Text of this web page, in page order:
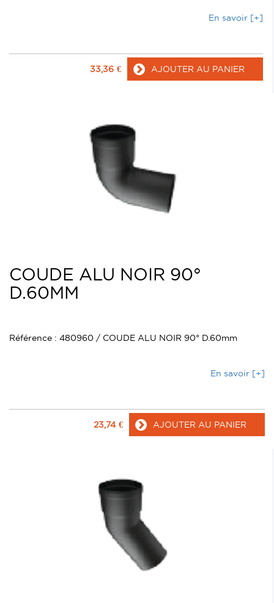
En savoir [+]
33,36 € AJOUTER AU PANIER
COUDE ALU NOIR 90°
D.60MM
Référence : 480960 / COUDE ALU NOIR 90° D.60mm
En savoir [+]
23,74 € AJOUTER AU PANIER